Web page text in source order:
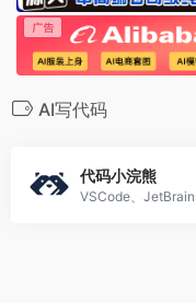
AI写代码
代码小浣熊
VSCode、